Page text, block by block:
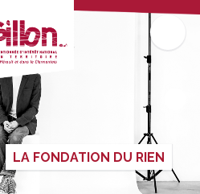
LA FONDATION DU RIEN